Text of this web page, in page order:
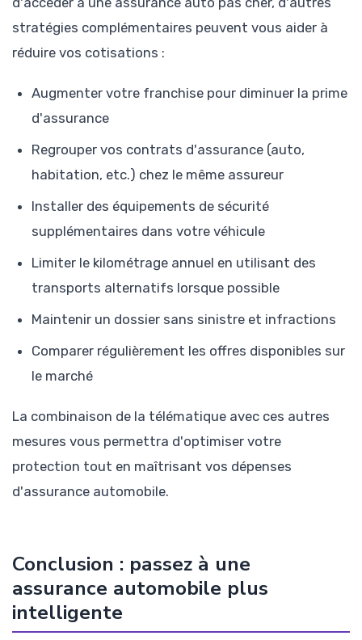
stratégies complémentaires peuvent vous aider à
réduire vos cotisations :
Augmenter votre franchise pour diminuer la prime
d'assurance
Regrouper vos contrats d'assurance (auto,
habitation, etc.) chez le même assureur
Installer des équipements de sécurité
supplémentaires dans votre véhicule
Limiter le kilométrage annuel en utilisant des
transports alternatifs lorsque possible
Maintenir un dossier sans sinistre et infractions
Comparer régulièrement les offres disponibles sur
le marché
La combinaison de la télématique avec ces autres
mesures vous permettra d'optimiser votre
protection tout en maîtrisant vos dépenses
d'assurance automobile.
Conclusion : passez à une
assurance automobile plus
intelligente